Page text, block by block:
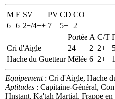
M E SV PV CD CO
6 6 2+/4++ 7 5+
2
Portée A C/T
Cri d'Aigle
24 2 2+ 5
Hache du Guetteur Mêlée 6 2+
Equipement: Cri d'Aigle, Hache
Aptitudes : Capitaine-Général,
l'Instant, Ka'tah Martial, Frappe en